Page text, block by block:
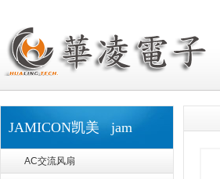
JAMICON凯美 jam
AC交流风扇